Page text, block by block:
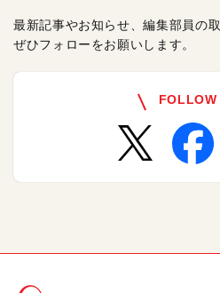
最新記事やお知らせ、編集部員の
ぜひフォローをお願いします。
FOLLOW